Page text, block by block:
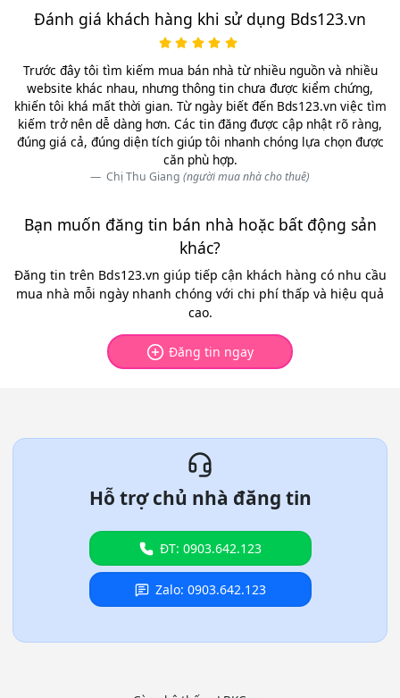
Đánh giá khách hàng khi sử dụng Bds123.vn
Trước đây tôi tìm kiếm mua bán nhà từ nhiều nguồn và nhiều
website khác nhau, nhưng thông tin chưa được kiểm chứng,
khiến tôi khá mất thời gian. Từ ngày biết đến Bds123.vn việc tìm
kiếm trở nên dễ dàng hơn. Các tin đăng được cập nhật rõ ràng,
đúng giá cả, đúng diện tích giúp tôi nhanh chóng lựa chọn được
căn phù hợp.
Chị Thu Giang (người mua nhà cho thuê)
Bạn muốn đăng tin bán nhà hoặc bất động sản
khác?
Đăng tin trên Bds123.vn giúp tiếp cận khách hàng có nhu cầu
mua nhà mỗi ngày nhanh chóng với chi phí thấp và hiệu quả
cao.
Đăng tin ngay
Hỗ trợ chủ nhà đăng tin
ĐT: 0903.642.123
Zalo: 0903.642.123